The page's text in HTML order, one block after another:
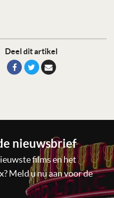
Deel dit artikel
nieuwsbrief
films en het
Meld u nu aan voor de